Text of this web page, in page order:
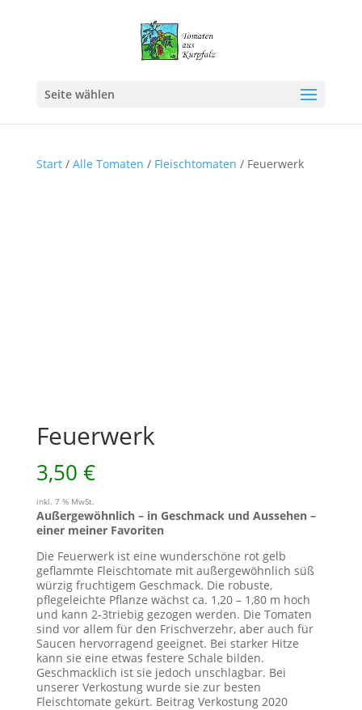
Seite wählen
Start/ Alle Tomaten / Fleischtomaten / Feuerwerk
Feuerwerk
3,50 €
inkl. 7 % MwSt.
Außergewöhnlich – in Geschmack und Aussehen –
einer meiner Favoriten
Die Feuerwerk ist eine wunderschöne rot gelb
geflammte Fleischtomate mit außergewöhnlich süß
würzig fruchtigem Geschmack. Die robuste,
pflegeleichte Pflanze wächst ca. 1,20 – 1,80 m hoch
und kann 2-3triebig gezogen werden. Die Tomaten
sind vor allem für den Frischverzehr, aber auch für
Saucen hervorragend geeignet. Bei starker Hitze
kann sie eine etwas festere Schale bilden.
Geschmacklich ist sie jedoch unschlagbar. Bei
unserer Verkostung wurde sie zur besten
Fleischtomate gekürt. Beitrag Verkostung 2020